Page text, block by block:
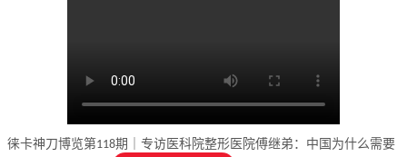
徕卡神刀博览第118期｜专访医科院整形医院傅继弟：中国为什么需要